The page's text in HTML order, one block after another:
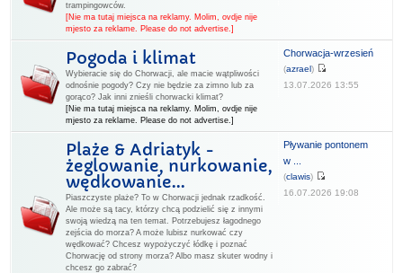
trampingowców.
[Nie ma tutaj miejsca na reklamy. Molim, ovdje nije
mjesto za reklame. Please do not advertise.]
Pogoda i klimat
Wybieracie się do Chorwacji, ale macie wątpliwości
odnośnie pogody? Czy nie będzie za zimno lub za
gorąco? Jak inni znieśli chorwacki klimat?
[Nie ma tutaj miejsca na reklamy. Molim, ovdje nije
mjesto za reklame. Please do not advertise.]
Chorwacja-wrzesień
(azrael)
13.07.2026 13:55
Plaże & Adriatyk -
żeglowanie, nurkowanie,
wędkowanie...
Piaszczyste plaże? To w Chorwacji jednak rzadkość.
Ale może są tacy, którzy chcą podzielić się z innymi
swoją wiedzą na ten temat. Potrzebujesz łagodnego
zejścia do morza? A może lubisz nurkować czy
wędkować? Chcesz wypożyczyć łódkę i poznać
Chorwację od strony morza? Albo masz skuter wodny i
chcesz go zabrać?
Pływanie pontonem
w ...
(clawis)
16.07.2026 19:08